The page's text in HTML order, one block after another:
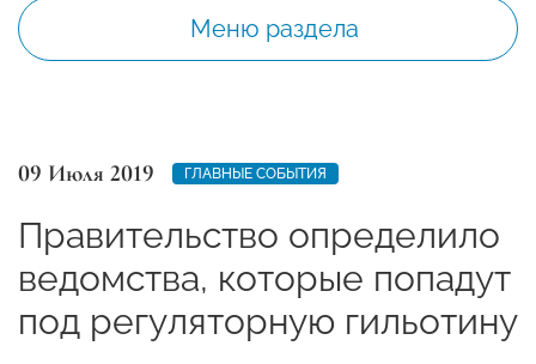
Меню раздела
09 Июля 2019 ГЛАВНЫЕ СОБЫТИЯ
Правительство определило
ведомства, которые попадут
под регуляторную гильотину